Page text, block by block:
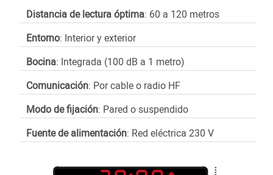
Distancia de lectura óptima: 60 a 120 metros
Entorno: Interior y exterior
Bocina: Integrada (100 dB a 1 metro)
Comunicación: Por cable o radio HF
Modo de fijación: Pared o suspendido
Fuente de alimentación: Red eléctrica 230 V